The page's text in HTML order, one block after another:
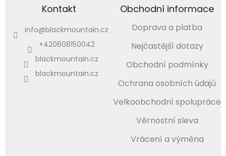
Kontakt
info@blackmountain.cz
+420608150042
blackmountain.cz
blackmountain.cz
Obchodní informace
Doprava a platba
Nejčastější dotazy
Obchodní podmínky
Ochrana osobních údajů
Velkoobchodní spolupráce
Věrnostní sleva
Vrácení a výměna